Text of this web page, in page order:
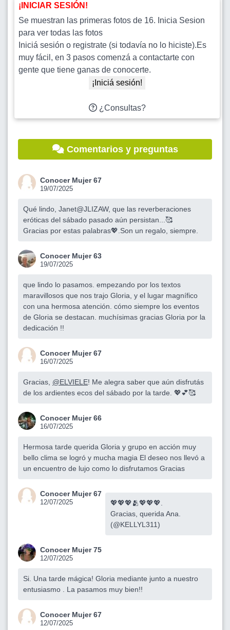
¡INICIAR SESIÓN!
Se muestran las primeras fotos de 16. Inicia Sesion
para ver todas las fotos
Iniciá sesión o registrate (si todavía no lo hiciste).Es
muy fácil, en 3 pasos comenzá a contactarte con
gente que tiene ganas de conocerte.
¡Iniciá sesión!
¿Consultas?
Comentarios y preguntas
Conocer Mujer 67
19/07/2025
Qué lindo, Janet@JLIZAW, que las reverberaciones
eróticas del sábado pasado aún persistan...🥰
Gracias por estas palabras💖.Son un regalo, siempre.
Conocer Mujer 63
19/07/2025
que lindo lo pasamos. empezando por los textos
maravillosos que nos trajo Gloria, y el lugar magnífico
con una hermosa atención. cómo siempre los eventos
de Gloria se destacan. muchísimas gracias Gloria por la
dedicación !!
Conocer Mujer 67
16/07/2025
Gracias, @ELVIELE! Me alegra saber que aún disfrutás
de los ardientes ecos del sábado por la tarde. 💖💕🥰
Conocer Mujer 66
16/07/2025
Hermosa tarde querida Gloria y grupo en acción muy
bello clima se logró y mucha magia El deseo nos llevó a
un encuentro de lujo como lo disfrutamos Gracias
Conocer Mujer 67
12/07/2025
💖💖💖🫂💖💖💖.
Gracias, querida Ana.
(@KELLYL311)
Conocer Mujer 75
12/07/2025
Si. Una tarde mágica! Gloria mediante junto a nuestro
entusiasmo . La pasamos muy bien!!
Conocer Mujer 67
12/07/2025